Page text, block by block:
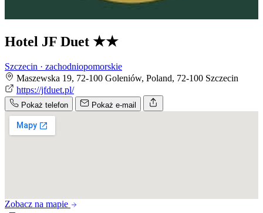
Hotel JF Duet ★★
Szczecin · zachodniopomorskie
Maszewska 19, 72-100 Goleniów, Poland, 72-100 Szczecin
https://jfduet.pl/
Pokaż telefon Pokaż e-mail
Zobacz na mapie